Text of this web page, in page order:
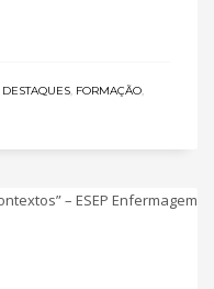
DESTAQUES, FORMAÇÃO,